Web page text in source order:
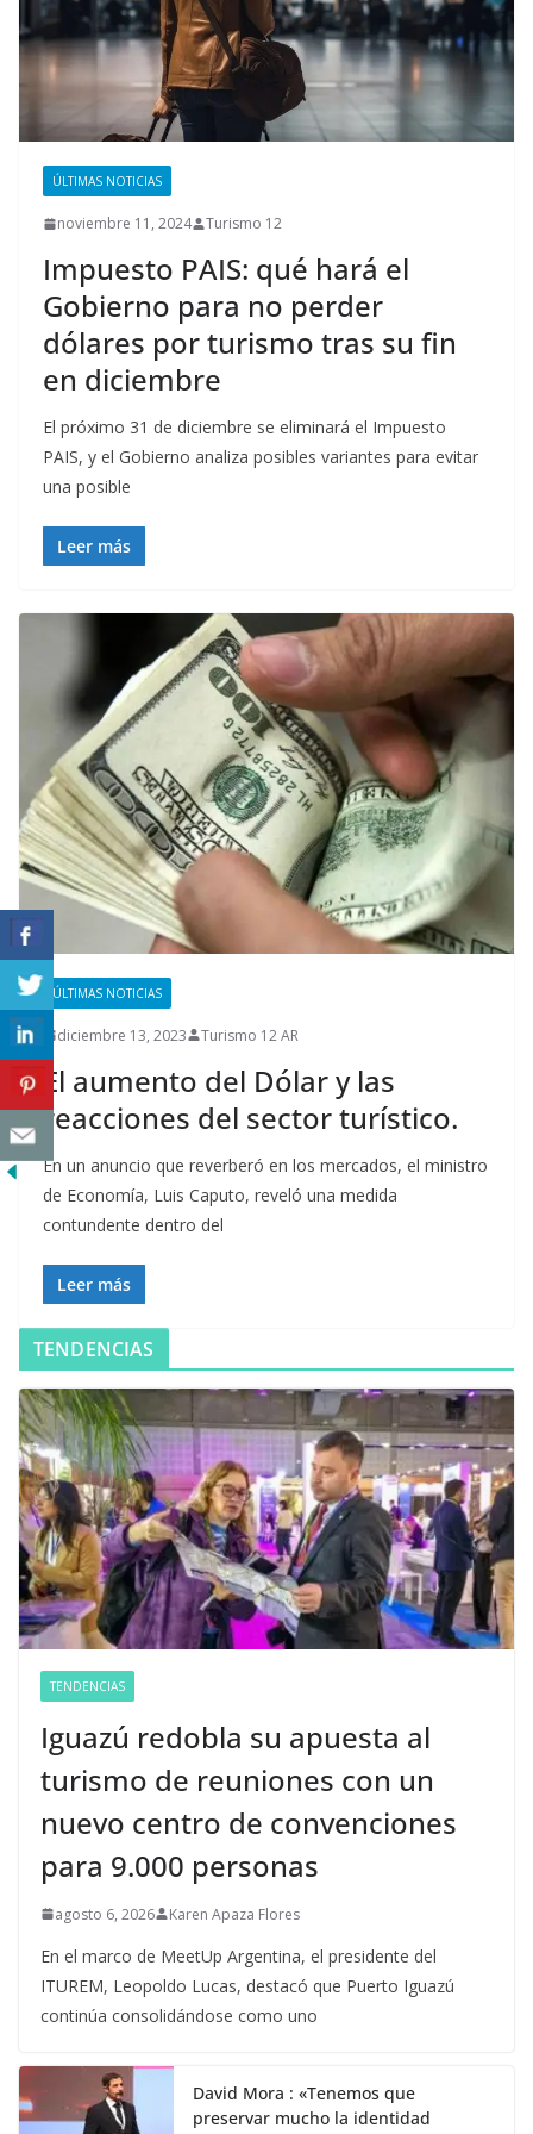
ÚLTIMAS NOTICIAS
noviembre 11, 2024 Turismo 12
Impuesto PAIS: qué hará el
Gobierno para no perder
dólares por turismo tras su fin
en diciembre
El próximo 31 de diciembre se eliminará el Impuesto
PAIS, y el Gobierno analiza posibles variantes para evitar
una posible
Leer más
ÚLTIMAS NOTICIAS
diciembre 13, 2023 Turismo 12 AR
El aumento del Dólar y las
reacciones del sector turístico.
En un anuncio que reverberó en los mercados, el ministro
de Economía, Luis Caputo, reveló una medida
contundente dentro del
Leer más
TENDENCIAS
TENDENCIAS
Iguazú redobla su apuesta al
turismo de reuniones con un
nuevo centro de convenciones
para 9.000 personas
agosto 6, 2026 Karen Apaza Flores
En el marco de MeetUp Argentina, el presidente del
ITUREM, Leopoldo Lucas, destacó que Puerto Iguazú
continúa consolidándose como uno
David Mora : «Tenemos que
preservar mucho la identidad